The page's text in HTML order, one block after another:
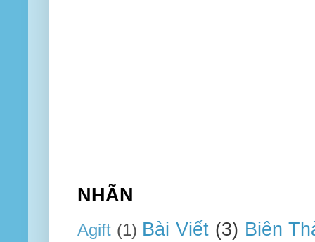
NHÃN
Agift (1) Bài Viết (3) Biên